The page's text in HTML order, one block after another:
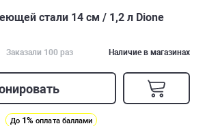
стали 14 см / 1,2 л Dione
Заказали 100 раз Наличие в магазинах
До 1% оплата баллами